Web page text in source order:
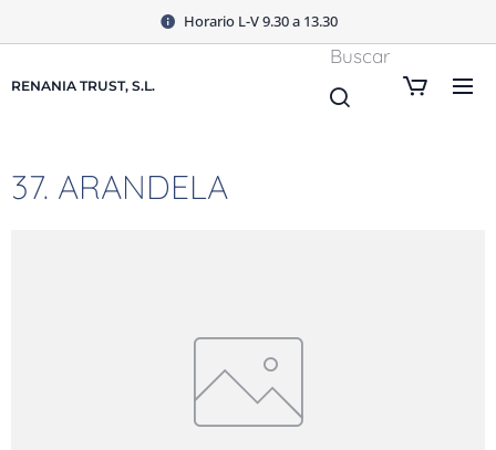
Horario L-V 9.30 a 13.30
RENANIA TRUST, S.L.
Buscar
37. ARANDELA